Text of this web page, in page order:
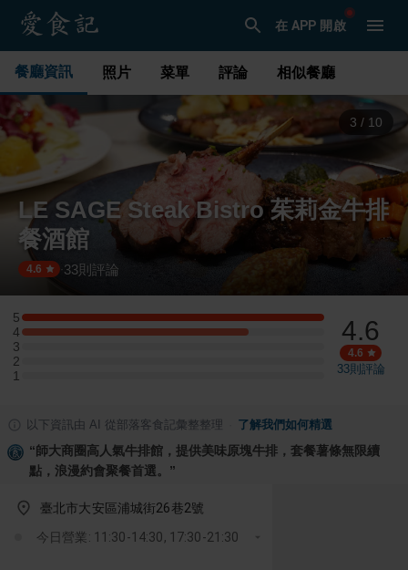
在 APP 開啟
餐廳資訊 照片 菜單 評論 相似餐廳
3 / 10
LE SAGE Steak Bistro 茱莉金牛排
餐酒館
4.6 ·33則評論
5
5 星：12 則評論
4
4 星：9 則評論
3
3 星：0 則評論
2
2 星：0 則評論
1
1 星：0 則評論
4.6
4.6
33則評論
以下資訊由 AI 從部落客食記彙整整理 了解我們如何精選
“師大商圈高人氣牛排館，提供美味原塊牛排，套餐薯條無限續
點，浪漫約會聚餐首選。 ”
臺北市大安區浦城街26巷2號
今日營業: 11:30-14:30, 17:30-21:30